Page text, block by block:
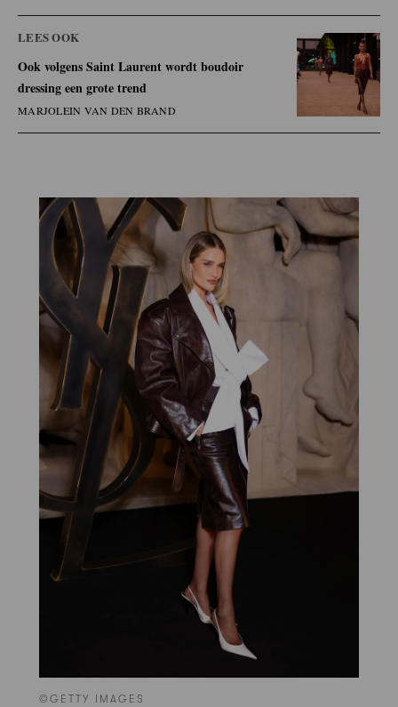
LEES OOK
Ook volgens Saint Laurent wordt boudoir
dressing een grote trend
MARJOLEIN VAN DEN BRAND
©GETTY IMAGES